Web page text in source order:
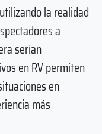
la realidad
a
serían
en RV permiten
en
más